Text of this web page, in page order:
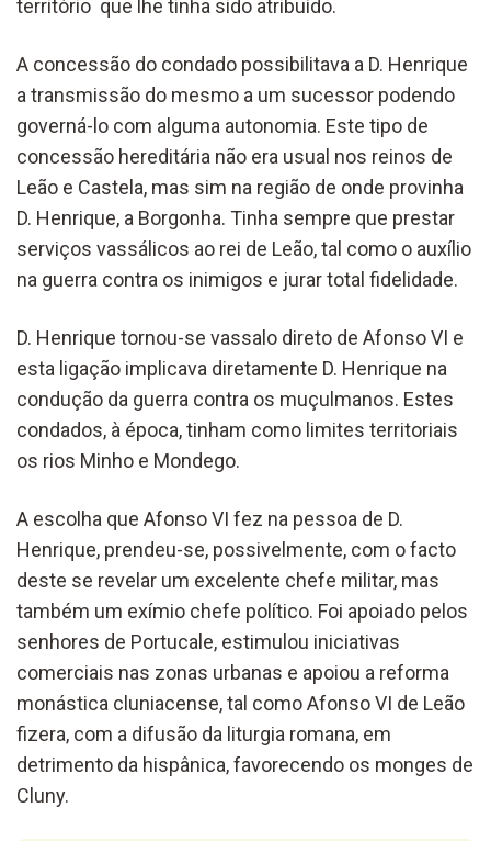
território que lhe tinha sido atribuído.
A concessão do condado possibilitava a D. Henrique
a transmissão do mesmo a um sucessor podendo
governá-lo com alguma autonomia. Este tipo de
concessão hereditária não era usual nos reinos de
Leão e Castela, mas sim na região de onde provinha
D. Henrique, a Borgonha. Tinha sempre que prestar
serviços vassálicos ao rei de Leão, tal como o auxílio
na guerra contra os inimigos e jurar total fidelidade.
D. Henrique tornou-se vassalo direto de Afonso VI e
esta ligação implicava diretamente D. Henrique na
condução da guerra contra os muçulmanos. Estes
condados, à época, tinham como limites territoriais
os rios Minho e Mondego.
A escolha que Afonso VI fez na pessoa de D.
Henrique, prendeu-se, possivelmente, com o facto
deste se revelar um excelente chefe militar, mas
também um exímio chefe político. Foi apoiado pelos
senhores de Portucale, estimulou iniciativas
comerciais nas zonas urbanas e apoiou a reforma
monástica cluniacense, tal como Afonso VI de Leão
fizera, com a difusão da liturgia romana, em
detrimento da hispânica, favorecendo os monges de
Cluny.